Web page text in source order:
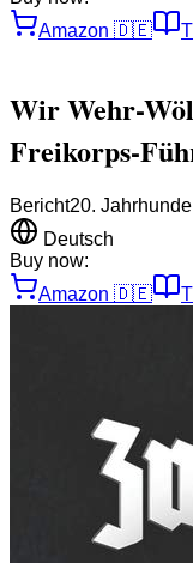
Amazon 🇩🇪
Wir Wehr-
Freikorps-
Bericht20.
Deutsch
Buy now:
Amazon 🇩🇪